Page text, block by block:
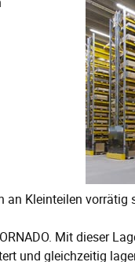
Kleinteilen
Mit dieser
und gleichzeitig